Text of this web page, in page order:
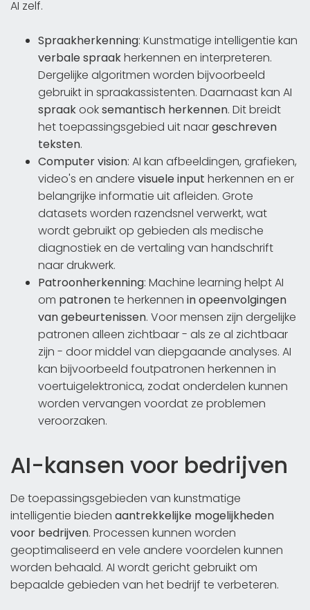
AI zelf.
Spraakherkenning: Kunstmatige intelligentie kan
verbale spraakherkennen en interpreteren.
Dergelijke algoritmen worden bijvoorbeeld
gebruikt in spraakassistenten. Daarnaast kan AI
spraakooksemantisch herkennen. Dit breidt
het toepassingsgebied uit naargeschreven
teksten.
Computer vision: AI kan afbeeldingen, grafieken,
video's en andere visuele input herkennen en er
belangrijke informatie uit afleiden. Grote
datasets worden razendsnel verwerkt, wat
wordt gebruikt op gebieden als medische
diagnostiek en de vertaling van handschrift
naar drukwerk.
Patroonherkenning: Machine learning helpt AI
om patronente herkennen in opeenvolgingen
van gebeurtenissen. Voor mensen zijn dergelijke
patronen alleen zichtbaar - als ze al zichtbaar
zijn - door middel van diepgaande analyses. AI
kan bijvoorbeeld foutpatronen herkennen in
voertuigelektronica, zodat onderdelen kunnen
worden vervangen voordat ze problemen
veroorzaken.
AI-kansen voor bedrijven
De toepassingsgebieden van kunstmatige
intelligentie bieden aantrekkelijke mogelijkheden
voor bedrijven. Processen kunnen worden
geoptimaliseerd en vele andere voordelen kunnen
worden behaald. AI wordt gericht gebruikt om
bepaalde gebieden van het bedrijf te verbeteren.